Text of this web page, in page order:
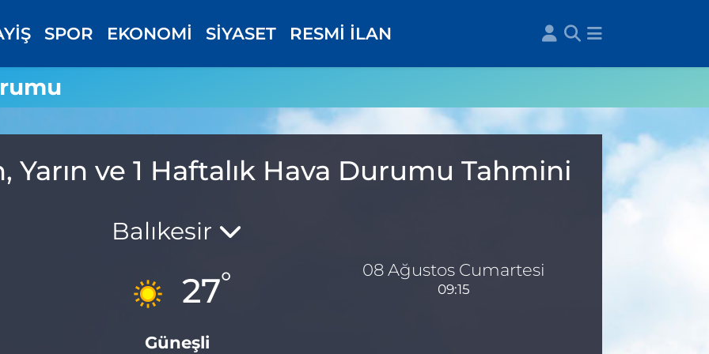
SPOR EKONOMİ SİYASET RESMİ İLAN
Yarın ve 1 Haftalık Hava Durumu Tahmini
Balıkesir
27°
Güneşli
08 Ağustos Cumartesi
09:15